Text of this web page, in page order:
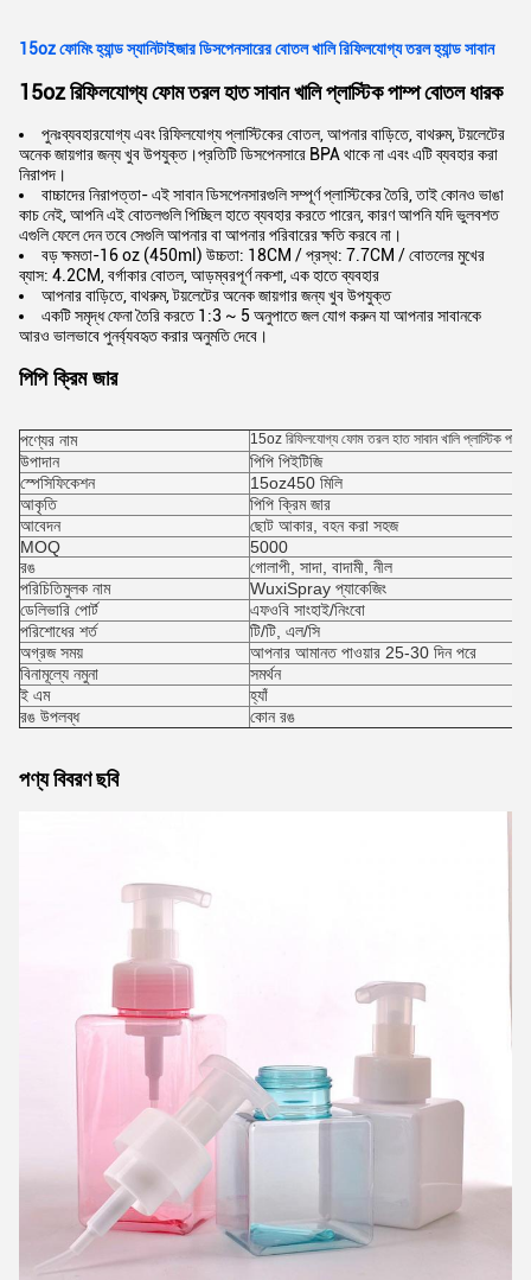
15oz ফোমিং হ্যান্ড স্যানিটাইজার ডিসপেনসারের বোতল খালি রিফিলযোগ্য তরল হ্যান্ড সাবান
15oz রিফিলযোগ্য ফোম তরল হাত সাবান খালি প্লাস্টিক পাম্প বোতল ধারক
পুনঃব্যবহারযোগ্য এবং রিফিলযোগ্য প্লাস্টিকের বোতল, আপনার বাড়িতে, বাথরুম, টয়লেটের
অনেক জায়গার জন্য খুব উপযুক্ত।প্রতিটি ডিসপেনসারে BPA থাকে না এবং এটি ব্যবহার করা
নিরাপদ।
বাচ্চাদের নিরাপত্তা- এই সাবান ডিসপেনসারগুলি সম্পূর্ণ প্লাস্টিকের তৈরি, তাই কোনও ভাঙা
কাচ নেই, আপনি এই বোতলগুলি পিচ্ছিল হাতে ব্যবহার করতে পারেন, কারণ আপনি যদি ভুলবশত
এগুলি ফেলে দেন তবে সেগুলি আপনার বা আপনার পরিবারের ক্ষতি করবে না।
বড় ক্ষমতা-16 oz (450ml) উচ্চতা: 18CM / প্রস্থ: 7.7CM / বোতলের মুখের
ব্যাস: 4.2CM, বর্গাকার বোতল, আড়ম্বরপূর্ণ নকশা, এক হাতে ব্যবহার
আপনার বাড়িতে, বাথরুম, টয়লেটের অনেক জায়গার জন্য খুব উপযুক্ত
একটি সমৃদ্ধ ফেনা তৈরি করতে 1:3 ~ 5 অনুপাতে জল যোগ করুন যা আপনার সাবানকে
আরও ভালভাবে পুনর্ব্যবহৃত করার অনুমতি দেবে।
পিপি ক্রিম জার
পণ্যের নাম 15oz রিফিলযোগ্য ফোম তরল হাত সাবান খালি প্লাস্টিক
উপাদান
পিপি পিইটিজি
স্পেসিফিকেশন
15oz450 মিলি
আকৃতি
পিপি ক্রিম জার
আবেদন
ছোট আকার, বহন করা সহজ
MOQ
5000
রঙ
গোলাপী, সাদা, বাদামী, নীল
পরিচিতিমুলক নাম
WuxiSpray প্যাকেজিং
ডেলিভারি পোর্ট
এফওবি সাংহাই/নিংবো
পরিশোধের শর্ত
টি/টি, এল/সি
অগ্রজ সময়
আপনার আমানত পাওয়ার 25-30 দিন পরে
বিনামূল্যে নমুনা
সমর্থন
ই এম
হ্যাঁ
রঙ উপলব্ধ
কোন রঙ
পণ্য বিবরণ ছবি